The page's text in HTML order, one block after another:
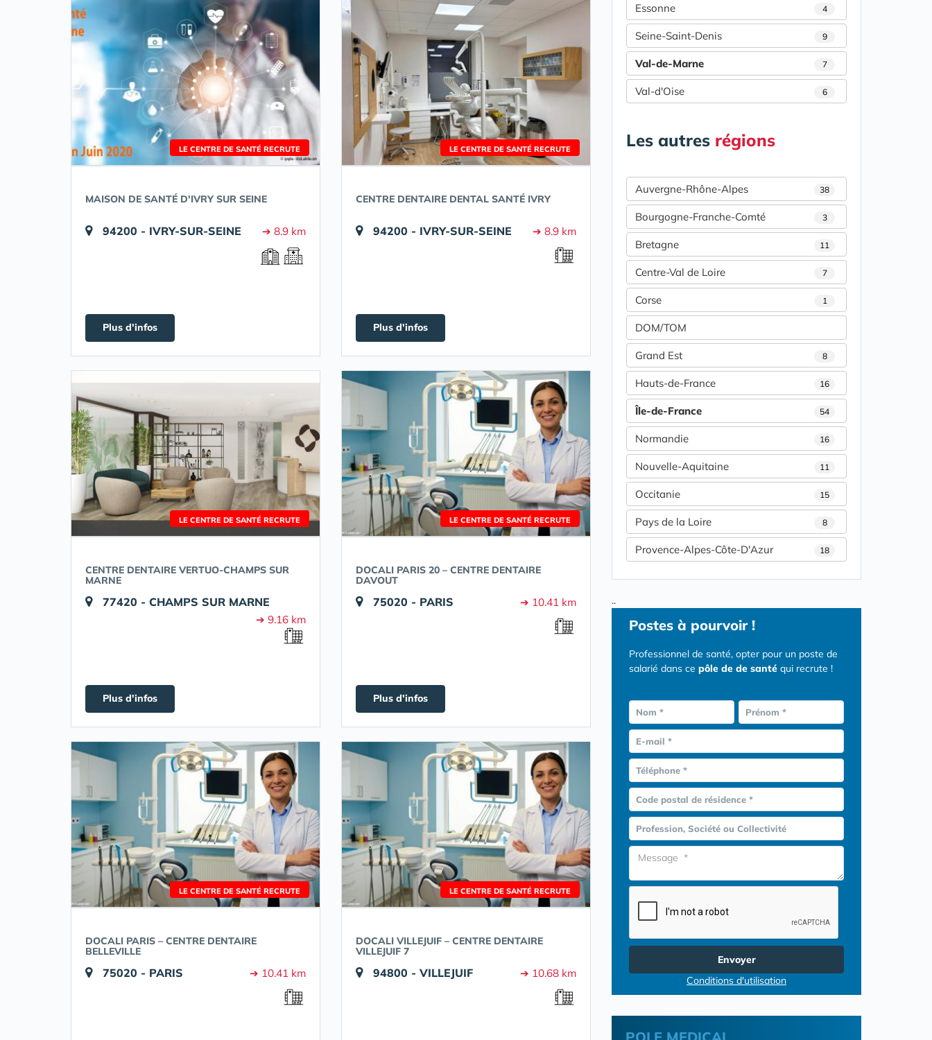
LE CENTRE DE SANTÉ RECRUTE
MAISON DE SANTÉ D'IVRY SUR SEINE
94200 - IVRY-SUR-SEINE ➔ 8.9 km
Plus d'infos
LE CENTRE DE SANTÉ RECRUTE
CENTRE DENTAIRE DENTAL SANTÉ IVRY
94200 - IVRY-SUR-SEINE ➔ 8.9 km
Plus d'infos
LE CENTRE DE SANTÉ RECRUTE
CENTRE DENTAIRE VERTUO-CHAMPS SUR
MARNE
77420 - CHAMPS SUR MARNE
➔ 9.16 km
Plus d'infos
LE CENTRE DE SANTÉ RECRUTE
DOCALI PARIS 20 – CENTRE DENTAIRE
DAVOUT
75020 - PARIS ➔ 10.41 km
Plus d'infos
LE CENTRE DE SANTÉ RECRUTE
DOCALI PARIS – CENTRE DENTAIRE
BELLEVILLE
75020 - PARIS ➔ 10.41 km
LE CENTRE DE SANTÉ RECRUTE
DOCALI VILLEJUIF – CENTRE DENTAIRE
VILLEJUIF 7
94800 - VILLEJUIF ➔ 10.68 km
Essonne 4
Seine-Saint-Denis 9
Val-de-Marne 7
Val-d'Oise 6
Les autres régions
Auvergne-Rhône-Alpes 38
Bourgogne-Franche-Comté 3
Bretagne 11
Centre-Val de Loire 7
Corse 1
DOM/TOM
Grand Est 8
Hauts-de-France 16
Île-de-France 54
Normandie 16
Nouvelle-Aquitaine 11
Occitanie 15
Pays de la Loire 8
Provence-Alpes-Côte-D'Azur 18
..
Postes à pourvoir !
Professionnel de santé, opter pour un poste de
salarié dans ce pôle de de santé qui recrute !
Nom * Prénom *
E-mail *
Téléphone *
Code postal de résidence *
Profession, Société ou Collectivité
Envoyer
Conditions d'utilisation